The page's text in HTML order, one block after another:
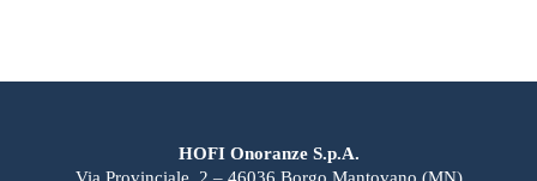
HOFI Onoranze S.p.A.
Via Provinciale, 2 – 46036 Borgo Mantovano (MN)